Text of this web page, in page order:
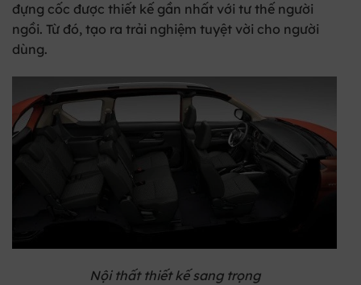
đựng cốc được thiết kế gần nhất với tư thế người
ngồi. Từ đó, tạo ra trải nghiệm tuyệt vời cho người
dùng.
Nội thất thiết kế sang trọng